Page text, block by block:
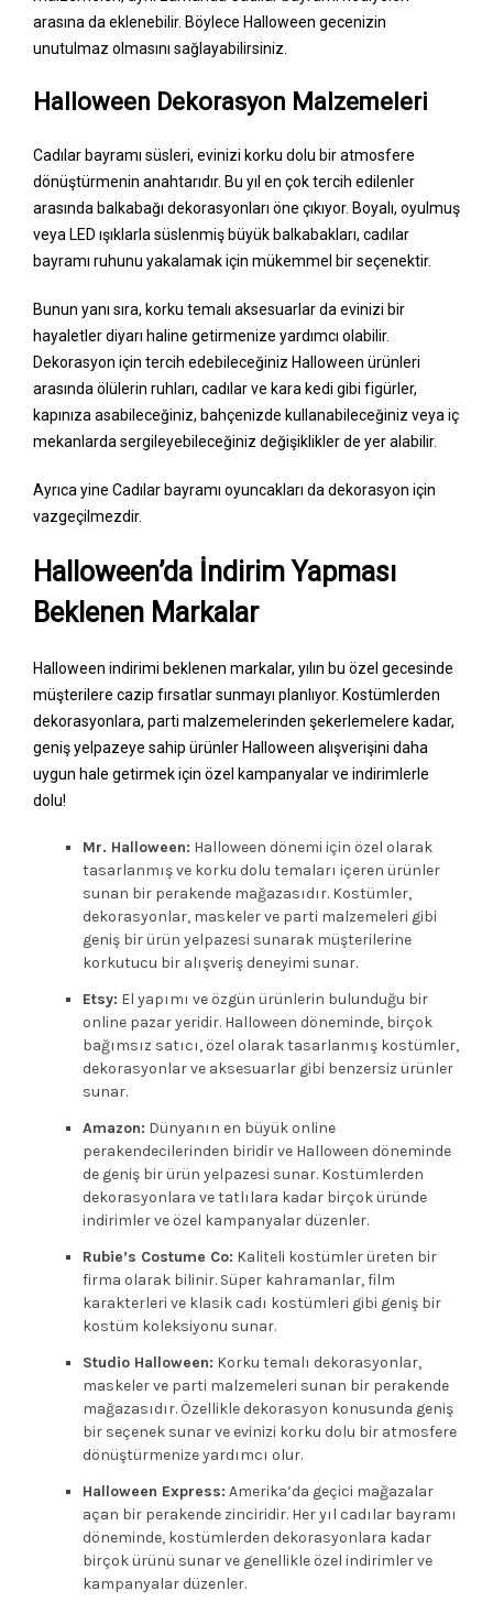
arasına da eklenebilir. Böylece Halloween gecenizin
unutulmaz olmasını sağlayabilirsiniz.
Halloween Dekorasyon Malzemeleri
Cadılar bayramı süsleri, evinizi korku dolu bir atmosfere
dönüştürmenin anahtarıdır. Bu yıl en çok tercih edilenler
arasında balkabağı dekorasyonları öne çıkıyor. Boyalı, oyulmuş
veya LED ışıklarla süslenmiş büyük balkabakları, cadılar
bayramı ruhunu yakalamak için mükemmel bir seçenektir.
Bunun yanı sıra, korku temalı aksesuarlar da evinizi bir
hayaletler diyarı haline getirmenize yardımcı olabilir.
Dekorasyon için tercih edebileceğiniz Halloween ürünleri
arasında ölülerin ruhları, cadılar ve kara kedi gibi figürler,
kapınıza asabileceğiniz, bahçenizde kullanabileceğiniz veya iç
mekanlarda sergileyebileceğiniz değişiklikler de yer alabilir.
Ayrıca yine Cadılar bayramı oyuncakları da dekorasyon için
vazgeçilmezdir.
Halloween’da İndirim Yapması
Beklenen Markalar
Halloween indirimi beklenen markalar, yılın bu özel gecesinde
müşterilere cazip fırsatlar sunmayı planlıyor. Kostümlerden
dekorasyonlara, parti malzemelerinden şekerlemelere kadar,
geniş yelpazeye sahip ürünler Halloween alışverişini daha
uygun hale getirmek için özel kampanyalar ve indirimlerle
dolu!
Mr. Halloween: Halloween dönemi için özel olarak
tasarlanmış ve korku dolu temaları içeren ürünler
sunan bir perakende mağazasıdır. Kostümler,
dekorasyonlar, maskeler ve parti malzemeleri gibi
geniş bir ürün yelpazesi sunarak müşterilerine
korkutucu bir alışveriş deneyimi sunar.
Etsy: El yapımı ve özgün ürünlerin bulunduğu bir
online pazar yeridir. Halloween döneminde, birçok
bağımsız satıcı, özel olarak tasarlanmış kostümler,
dekorasyonlar ve aksesuarlar gibi benzersiz ürünler
sunar.
Amazon: Dünyanın en büyük online
perakendecilerinden biridir ve Halloween döneminde
de geniş bir ürün yelpazesi sunar. Kostümlerden
dekorasyonlara ve tatlılara kadar birçok üründe
indirimler ve özel kampanyalar düzenler.
Rubie’s Costume Co: Kaliteli kostümler üreten bir
firma olarak bilinir. Süper kahramanlar, film
karakterleri ve klasik cadı kostümleri gibi geniş bir
kostüm koleksiyonu sunar.
Studio Halloween: Korku temalı dekorasyonlar,
maskeler ve parti malzemeleri sunan bir perakende
mağazasıdır. Özellikle dekorasyon konusunda geniş
bir seçenek sunar ve evinizi korku dolu bir atmosfere
dönüştürmenize yardımcı olur.
Halloween Express: Amerika’da geçici mağazalar
açan bir perakende zinciridir. Her yıl cadılar bayramı
döneminde, kostümlerden dekorasyonlara kadar
birçok ürünü sunar ve genellikle özel indirimler ve
kampanyalar düzenler.